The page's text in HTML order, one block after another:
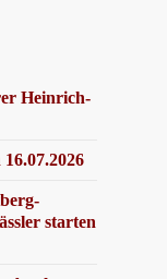
Heinrich-
starten